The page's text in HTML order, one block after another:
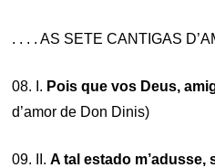
. . . . AS SETE CANTIGAS
08. I. Pois que vos Deus,
d’amor de Don Dinis)
09. II.A tal estado m’adusse,